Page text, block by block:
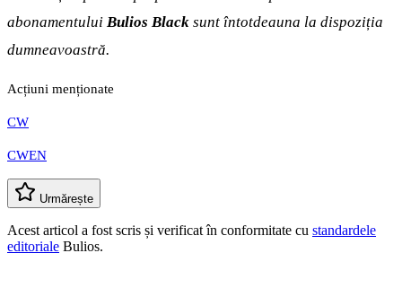
abonamentului Bulios Black sunt întotdeauna la dispoziția
dumneavoastră.
Acțiuni menționate
CW
CWEN
Urmărește
Acest articol a fost scris și verificat în conformitate cu standardele
editoriale Bulios.